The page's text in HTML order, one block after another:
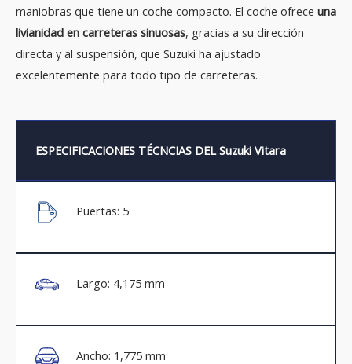
maniobras que tiene un coche compacto. El coche ofrece una
livianidad en carreteras sinuosas, gracias a su dirección
directa y al suspensión, que Suzuki ha ajustado
excelentemente para todo tipo de carreteras.
ESPECIFICACIONES TÉCNCIAS DEL Suzuki Vitara
Puertas: 5
Largo: 4,175 mm
Ancho: 1,775 mm